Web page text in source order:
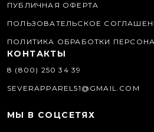
ПУБЛИЧНАЯ ОФЕРТА
ПОЛЬЗОВАТЕЛЬСКОЕ
ПОЛИТИКА ОБРАБОТКИ
КОНТАКТЫ
8 (800) 250 34 39
SEVERAPPAREL51@GMAIL.COM
МЫ В СОЦСЕТЯХ